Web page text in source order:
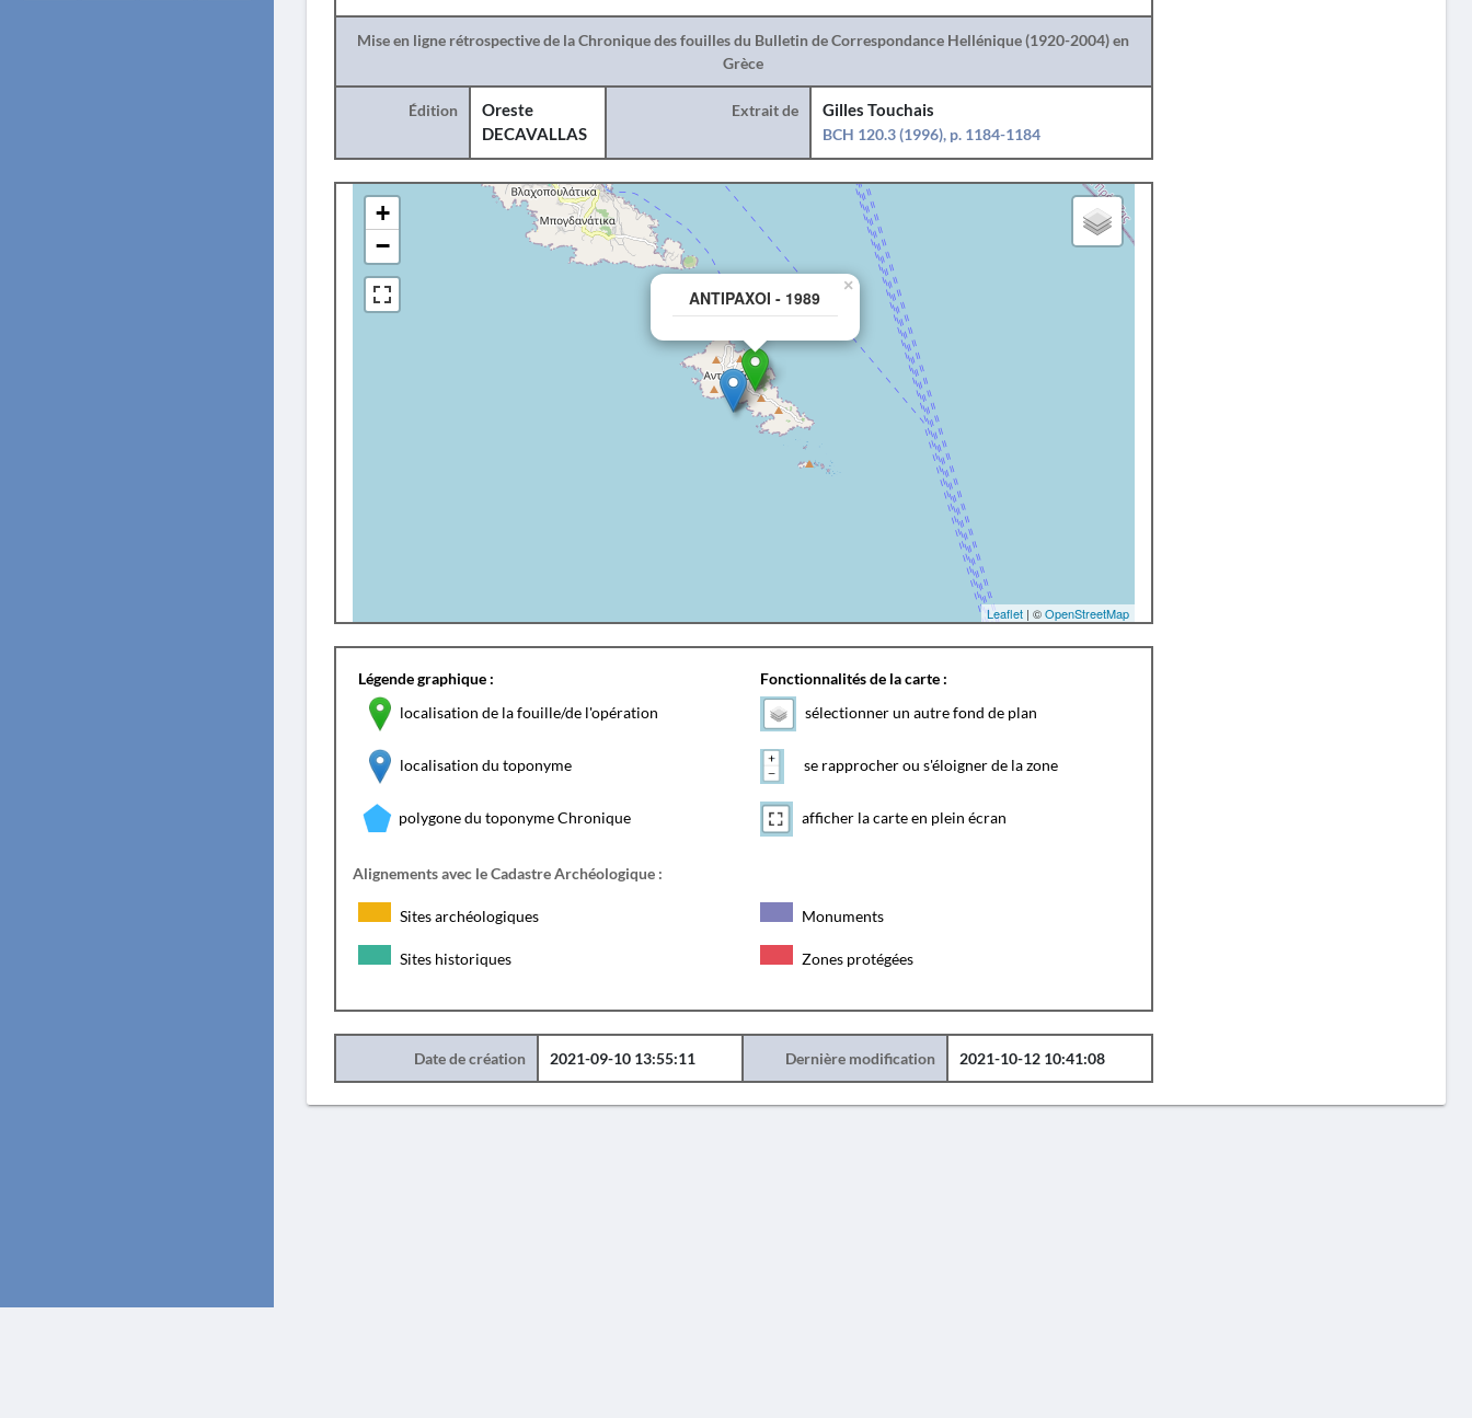
Mise en ligne rétrospective de la Chronique des fouilles du Bulletin de Correspondance Hellénique (1920-2004) en
Grèce
Édition
Oreste
DECAVALLAS
Extrait de
Gilles Touchais
BCH 120.3 (1996), p. 1184-1184
ANTIPAXOI - 1989
×
+
−
Leaflet| ©OpenStreetMap
Légende graphique :
localisation de la fouille/de l'opération
localisation du toponyme
polygone du toponyme Chronique
Fonctionnalités de la carte :
sélectionner un autre fond de plan
se rapprocher ou s'éloigner de la zone
afficher la carte en plein écran
Alignements avec le Cadastre Archéologique :
Sites archéologiques Monuments
Sites historiques Zones protégées
Date de création 2021-09-10 13:55:11 Dernière modification 2021-10-12 10:41:08